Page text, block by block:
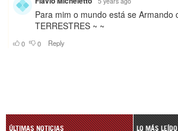
ÚLTIMAS NOTICIAS LO MÁS LEÍDO